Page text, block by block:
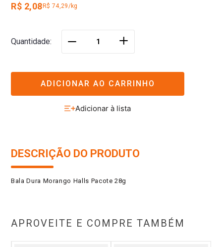
R$ 2,08 R$ 74,29/kg
Quantidade ＋
ADICIONAR AO CARRINHO
DESCRIÇÃO DO PRODUTO
Bala Dura Morango Halls Pacote 28g
APROVEITE E COMPRE TAMBÉM